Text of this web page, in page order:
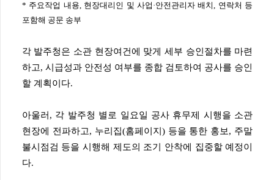
* 주요작업 내용, 현장대리인 및 사업·안전관리자 배치, 연락처 등
포함해 공문 송부
각 발주청은 소관 현장여건에 맞게 세부 승인절차를 마련
하고, 시급성과 안전성 여부를 종합 검토하여 공사를 승인
할 계획이다.
아울러, 각 발주청 별로 일요일 공사 휴무제 시행을 소관
현장에 전파하고, 누리집(홈페이지) 등을 통한 홍보, 주말
불시점검 등을 시행해 제도의 조기 안착에 집중할 예정이
다.